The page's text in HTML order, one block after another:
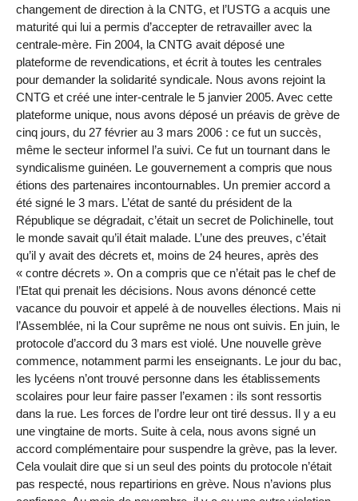
changement de direction à la CNTG, et l’USTG a acquis une
maturité qui lui a permis d’accepter de retravailler avec la
centrale-mère. Fin 2004, la CNTG avait déposé une
plateforme de revendications, et écrit à toutes les centrales
pour demander la solidarité syndicale. Nous avons rejoint la
CNTG et créé une inter-centrale le 5 janvier 2005. Avec cette
plateforme unique, nous avons déposé un préavis de grève de
cinq jours, du 27 février au 3 mars 2006 : ce fut un succès,
même le secteur informel l’a suivi. Ce fut un tournant dans le
syndicalisme guinéen. Le gouvernement a compris que nous
étions des partenaires incontournables. Un premier accord a
été signé le 3 mars. L’état de santé du président de la
République se dégradait, c’était un secret de Polichinelle, tout
le monde savait qu’il était malade. L’une des preuves, c’était
qu’il y avait des décrets et, moins de 24 heures, après des
« contre décrets ». On a compris que ce n’était pas le chef de
l’Etat qui prenait les décisions. Nous avons dénoncé cette
vacance du pouvoir et appelé à de nouvelles élections. Mais ni
l’Assemblée, ni la Cour suprême ne nous ont suivis. En juin, le
protocole d’accord du 3 mars est violé. Une nouvelle grève
commence, notamment parmi les enseignants. Le jour du bac,
les lycéens n’ont trouvé personne dans les établissements
scolaires pour leur faire passer l’examen : ils sont ressortis
dans la rue. Les forces de l’ordre leur ont tiré dessus. Il y a eu
une vingtaine de morts. Suite à cela, nous avons signé un
accord complémentaire pour suspendre la grève, pas la lever.
Cela voulait dire que si un seul des points du protocole n’était
pas respecté, nous repartirions en grève. Nous n’avions plus